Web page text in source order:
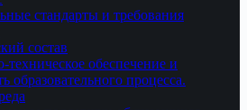
стандарты и требования
состав
техническое обеспечение и
образовательного процесса.